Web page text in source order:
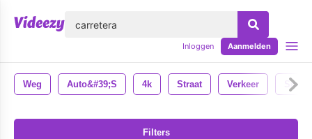
Inloggen Aanmelden
Weg Auto&#39;s 4k Straat Verkeer
Filters